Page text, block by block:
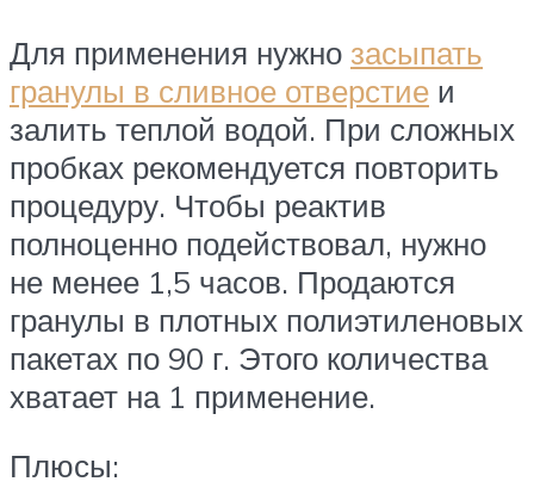
Для применения нужно засыпать
гранулы в сливное отверстие и
залить теплой водой. При сложных
пробках рекомендуется повторить
процедуру. Чтобы реактив
полноценно подействовал, нужно
не менее 1,5 часов. Продаются
гранулы в плотных полиэтиленовых
пакетах по 90 г. Этого количества
хватает на 1 применение.
Плюсы: